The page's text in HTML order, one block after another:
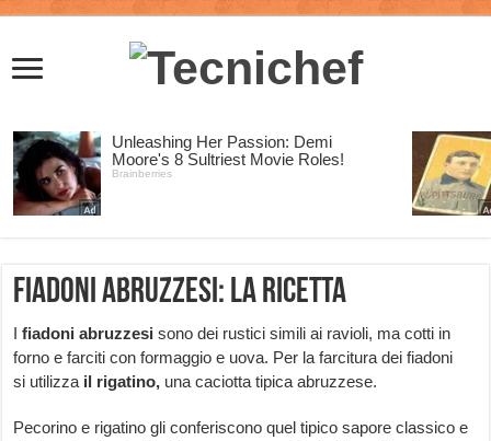
Fiadoni abruzzesi: la ricetta
Ifiadoni abruzzesi sono dei rustici simili ai ravioli, ma cotti in
forno e farciti con formaggio e uova. Per la farcitura dei fiadoni
si utilizza il rigatino, una caciotta tipica abruzzese.
Pecorino e rigatino gli conferiscono quel tipico sapore classico e